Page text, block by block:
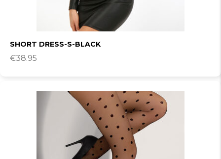
SHORT DRESS-S-BLACK
€38.95